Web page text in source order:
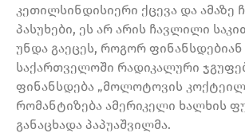
კეთილსინდისიერი ქცევა და ამაზე
პასუხები, ეს არ არის ჩავლილი
უნდა გაეცეს, როგორ ფინანსდებიან
საქართველოში რადიკალური
ფინანსდება „მოლოტოვის
რომანტიზება ამერიკელი ხალხის
განაცხადა პაპუაშვილმა.